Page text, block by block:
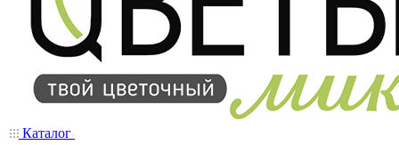
Каталог